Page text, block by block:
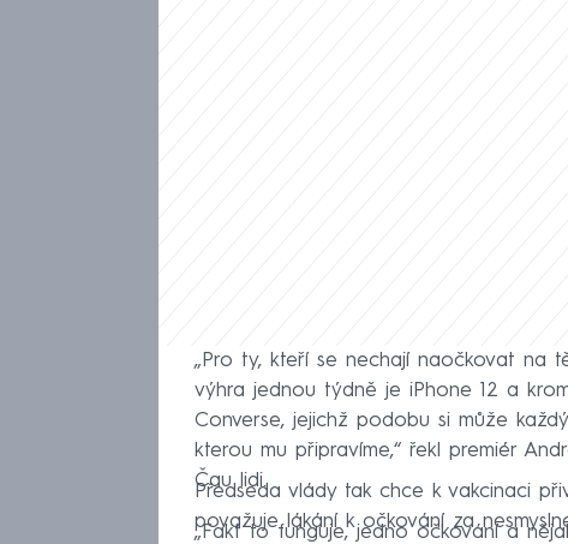
„Pro ty, kteří se nechají naočkovat na
výhra jednou týdně je iPhone 12 a
Converse, jejichž podobu si může
kterou mu připravíme,“ řekl premiér
Čau lidi.
Předseda vlády tak chce k vakcinaci
považuje lákání k očkování za
„Fakt to funguje, jedno očkování a